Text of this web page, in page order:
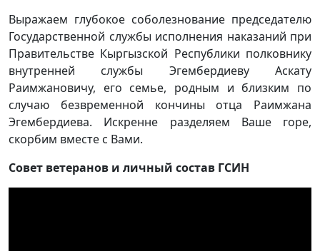
Выражаем глубокое соболезнование председателю
Государственной службы исполнения наказаний при
Правительстве Кыргызской Республики полковнику
внутренней службы Эгембердиеву Аскату
Раимжановичу, его семье, родным и близким по
случаю безвременной кончины отца Раимжана
Эгембердиева. Искренне разделяем Ваше горе,
скорбим вместе с Вами.
Совет ветеранов и личный состав ГСИН